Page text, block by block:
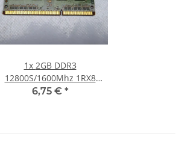
1x 2GB DDR3
12800S/1600Mhz 1RX8
Notebook SO-DIMM RAM
6,75 € *